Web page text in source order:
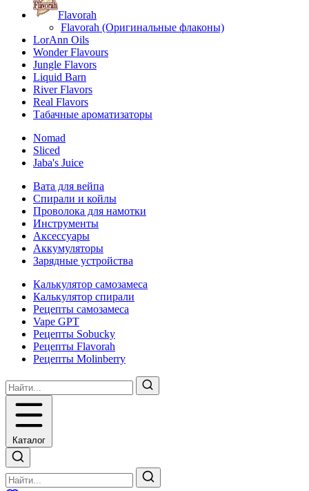
Flavorah
Flavorah (Оригинальные флаконы)
LorAnn Oils
Wonder Flavours
Jungle Flavors
Liquid Barn
River Flavors
Real Flavors
Табачные ароматизаторы
Nomad
Sliced
Jaba's Juice
Вата для вейпа
Спирали и койлы
Проволока для намотки
Инструменты
Аксесcуары
Аккумуляторы
Зарядные устройства
Калькулятор самозамеса
Калькулятор спирали
Рецепты самозамеса
Vape GPT
Рецепты Sobucky
Рецепты Flavorah
Рецепты Molinberry
Каталог